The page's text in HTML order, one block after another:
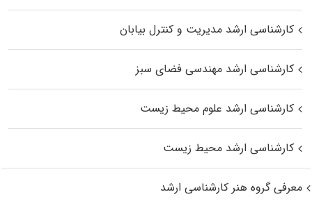
کارشناسی ارشد مدیریت و کنترل بیابان
کارشناسی ارشد مهندسی فضای سبز
کارشناسی ارشد علوم محیط‌ زیست
کارشناسی ارشد محیط زیست
معرفی گروه هنر کارشناسی ارشد